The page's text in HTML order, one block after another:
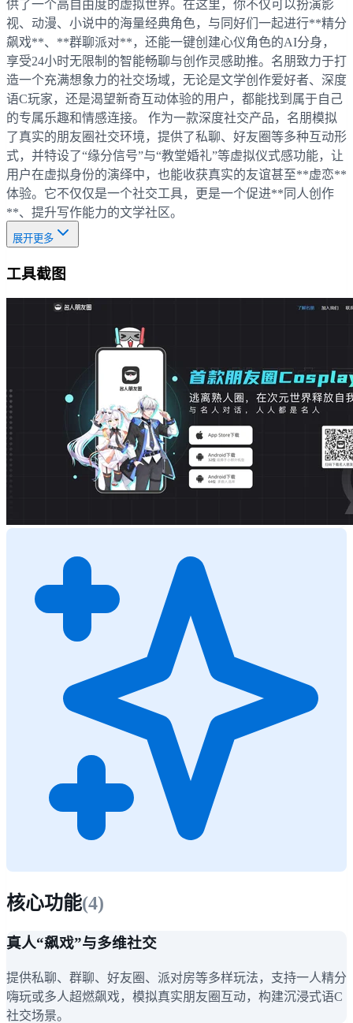
供了一个高自由度的虚拟世界。在这里，你不仅可以扮演影
视、动漫、小说中的海量经典角色，与同好们一起进行**精分
飙戏**、**群聊派对**，还能一键创建心仪角色的AI分身，
享受24小时无限制的智能畅聊与创作灵感助推。名朋致力于打
造一个充满想象力的社交场域，无论是文学创作爱好者、深度
语C玩家，还是渴望新奇互动体验的用户，都能找到属于自己
的专属乐趣和情感连接。 作为一款深度社交产品，名朋模拟
了真实的朋友圈社交环境，提供了私聊、好友圈等多种互动形
式，并特设了“缘分信号”与“教堂婚礼”等虚拟仪式感功能，让
用户在虚拟身份的演绎中，也能收获真实的友谊甚至**虚恋**
体验。它不仅仅是一个社交工具，更是一个促进**同人创作
**、提升写作能力的文学社区。
展开更多
工具截图
核心功能(4)
真人“飙戏”与多维社交
提供私聊、群聊、好友圈、派对房等多样玩法，支持一人精分
嗨玩或多人超燃飙戏，模拟真实朋友圈互动，构建沉浸式语C
社交场景。